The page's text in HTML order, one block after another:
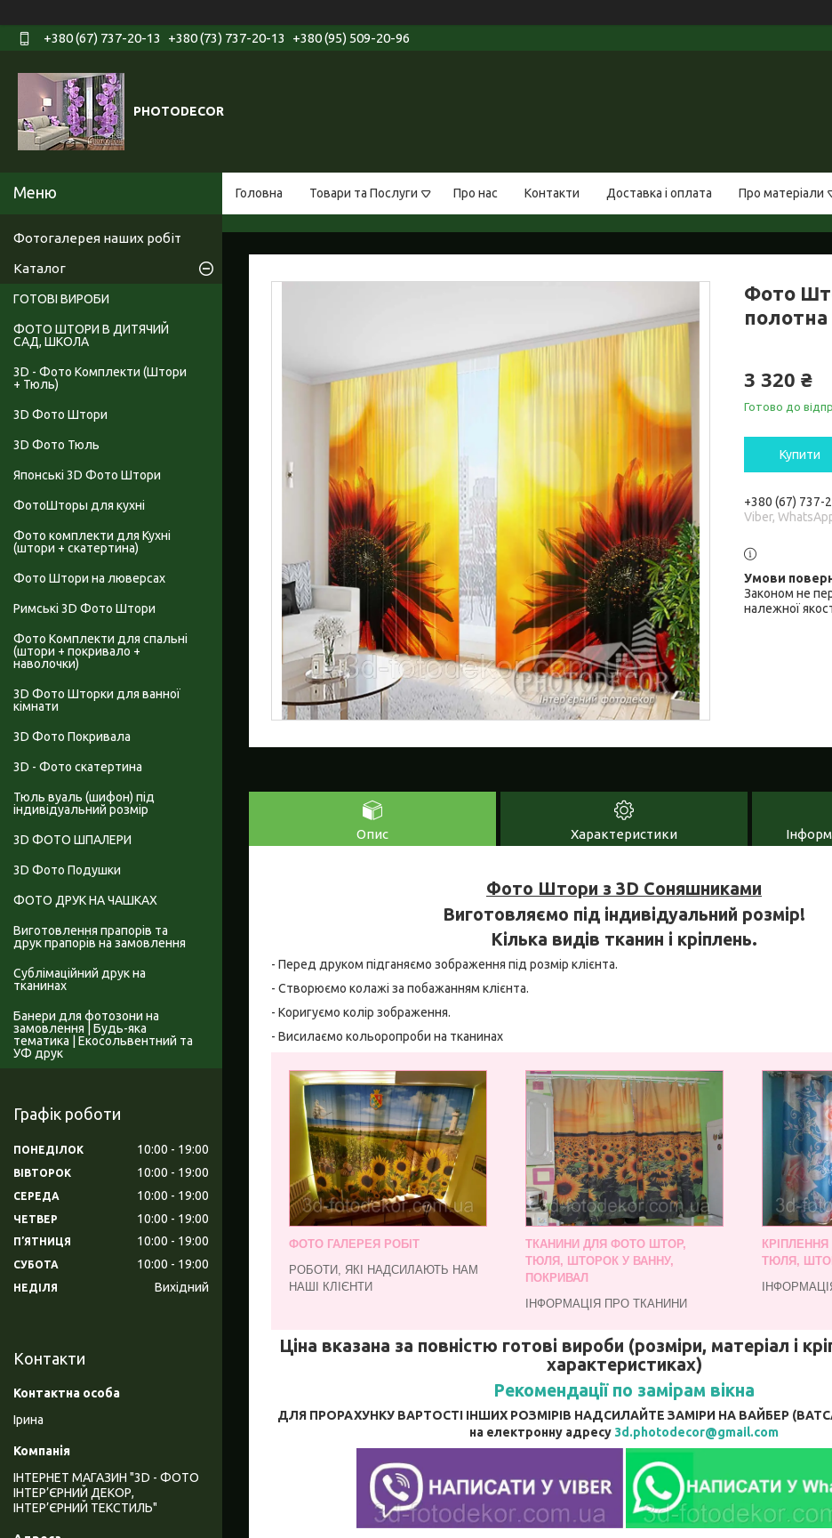
+380 (67) 737-20-13 +380 (73) 737-20-13 +380 (95) 509-20-96
PHOTODECOR
Головна Товари та Послуги Про нас Контакти Доставка і оплата Про матеріали
Фото
3 320 ₴
Готово до
Купити
+380 (67) 737-
Viber,
Законом не
належної
Опис Характеристики
Фото Штори з 3D Соняшниками
Виготовляємо під індивідуальний розмір!
Кілька видів тканин і кріплень.
- Перед друком підганяємо зображення під розмір клієнта.
- Створюємо колажі за побажанням клієнта.
- Коригуємо колір зображення.
- Висилаємо кольоропроби на тканинах
ФОТО ГАЛЕРЕЯ РОБІТ
РОБОТИ, ЯКІ НАДСИЛАЮТЬ НАМ
НАШІ КЛІЄНТИ
ТКАНИНИ ДЛЯ ФОТО ШТОР,
ТЮЛЯ, ШТОРОК У ВАННУ,
ПОКРИВАЛ
ІНФОРМАЦІЯ ПРО ТКАНИНИ
ТЮЛЯ,
Ціна вказана за повністю готові вироби (розміри, матеріал і
характеристиках)
Рекомендації по замірам вікна
ДЛЯ ПРОРАХУНКУ ВАРТОСТІ ІНШИХ РОЗМІРІВ НАДСИЛАЙТЕ ЗАМІРИ НА ВАЙБЕР
на електронну адресу 3d.photodecor@gmail.com
Фотогалерея наших робіт
Каталог
ГОТОВІ ВИРОБИ
ФОТО ШТОРИ В ДИТЯЧИЙ
САД, ШКОЛА
3D - Фото Комплекти (Штори
+ Тюль)
3D Фото Штори
3D Фото Тюль
Японські 3D Фото Штори
ФотоШторы для кухні
Фото комплекти для Кухні
(штори + скатертина)
Фото Штори на люверсах
Римські 3D Фото Штори
Фото Комплекти для спальні
(штори + покривало +
наволочки)
3D Фото Шторки для ванної
кімнати
3D Фото Покривала
3D - Фото скатертина
Тюль вуаль (шифон) під
індивідуальний розмір
3D ФОТО ШПАЛЕРИ
3D Фото Подушки
ФОТО ДРУК НА ЧАШКАХ
Виготовлення прапорів та
друк прапорів на замовлення
Сублімаційний друк на
тканинах
Банери для фотозони на
замовлення | Будь-яка
тематика | Екосольвентний та
УФ друк
Графік роботи
ПОНЕДІЛОК 10:00 19:00
ВІВТОРОК 10:00 19:00
СЕРЕДА 10:00 19:00
ЧЕТВЕР 10:00 19:00
ПʼЯТНИЦЯ 10:00 19:00
СУБОТА 10:00 19:00
НЕДІЛЯ Вихідний
Контакти
Ірина
ІНТЕРНЕТ МАГАЗИН "3D - ФОТО
ІНТЕР’ЄРНИЙ ДЕКОР,
ІНТЕР’ЄРНИЙ ТЕКСТИЛЬ"